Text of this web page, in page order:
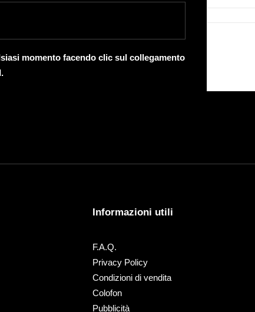
momento facendo clic sul collegamento
Informazioni utili
F.A.Q.
Privacy Policy
Condizioni di vendita
Colofon
Pubblicità